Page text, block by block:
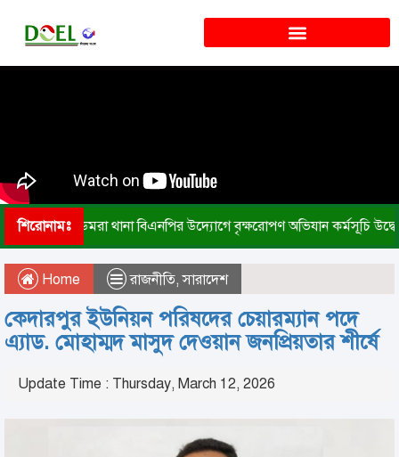
শিরোনামঃ ডেমরা থানা বিএনপির উদ্যোগে বৃক্ষরোপণ অভিযান কর্মসূচি
Home রাজনীতি,সারাদেশ
কেদারপুর ইউনিয়ন পরিষদের চেয়ারম্যান পদে
এ্যাড. মোহাম্মদ মাসুদ দেওয়ান জনপ্রিয়তার শীর্ষে
Update Time : Thursday, March 12, 2026